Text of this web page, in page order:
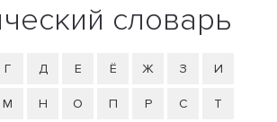
словарь
Г Д Е Ё Ж З И
М Н О П Р С Т